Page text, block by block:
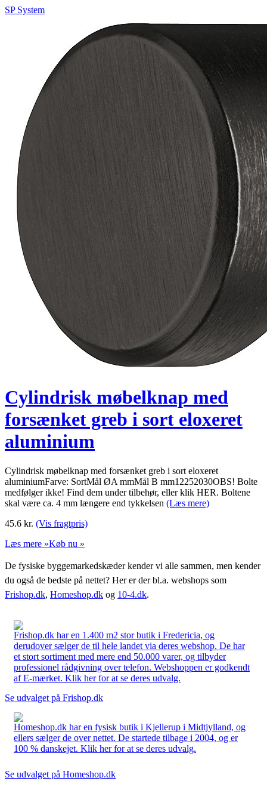
SP System
Cylindrisk møbelknap med
forsænket greb i sort eloxeret
aluminium
Cylindrisk møbelknap med forsænket greb i sort eloxeret
aluminiumFarve: SortMål ØA mmMål B mm12252030OBS! Bolte
medfølger ikke! Find dem under tilbehør, eller klik HER. Boltene
skal være ca. 4 mm længere end tykkelsen (Læs mere)
45.6 kr. (Vis fragtpris)
Læs mere »Køb nu »
De fysiske byggemarkedskæder kender vi alle sammen, men kender
du også de bedste på nettet? Her er der bl.a. webshops som
Frishop.dk, Homeshop.dk og 10-4.dk.
Frishop.dk har en 1.400 m2 stor butik i Fredericia, og
derudover sælger de til hele landet via deres webshop. De har
et stort sortiment med mere end 50.000 varer, og tilbyder
professionel rådgivning over telefon. Webshoppen er godkendt
af E-mærket. Klik her for at se deres udvalg.
Se udvalget på Frishop.dk
Homeshop.dk har en fysisk butik i Kjellerup i Midtjylland, og
ellers sælger de over nettet. De startede tilbage i 2004, og er
100 % danskejet. Klik her for at se deres udvalg.
Se udvalget på Homeshop.dk